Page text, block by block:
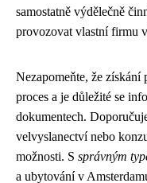
samostatně výdělečně
provozovat vlastní firmu
Nezapomeňte, že
proces a je důležité se
dokumentech.
velvyslanectví nebo
možnosti. S správným
a ubytování v